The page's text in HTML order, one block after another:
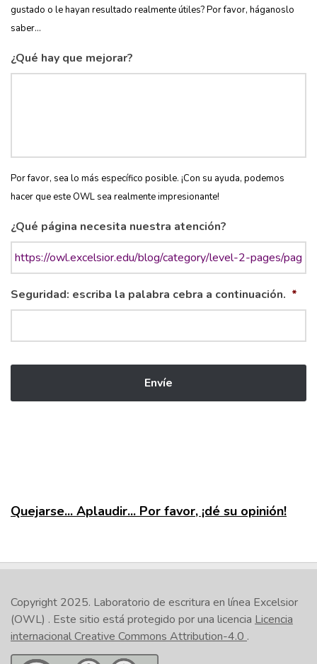
gustado o le hayan resultado realmente útiles? Por favor, háganoslo
saber...
¿Qué hay que mejorar?
Por favor, sea lo más específico posible. ¡Con su ayuda, podemos
hacer que este OWL sea realmente impresionante!
¿Qué página necesita nuestra atención?
Seguridad: escriba la palabra cebra a continuación. *
Quejarse... Aplaudir... Por favor, ¡dé su opinión!
Copyright 2025. Laboratorio de escritura en línea Excelsior
(OWL) . Este sitio está protegido por una licencia Licencia
internacional Creative Commons Attribution-4.0 .